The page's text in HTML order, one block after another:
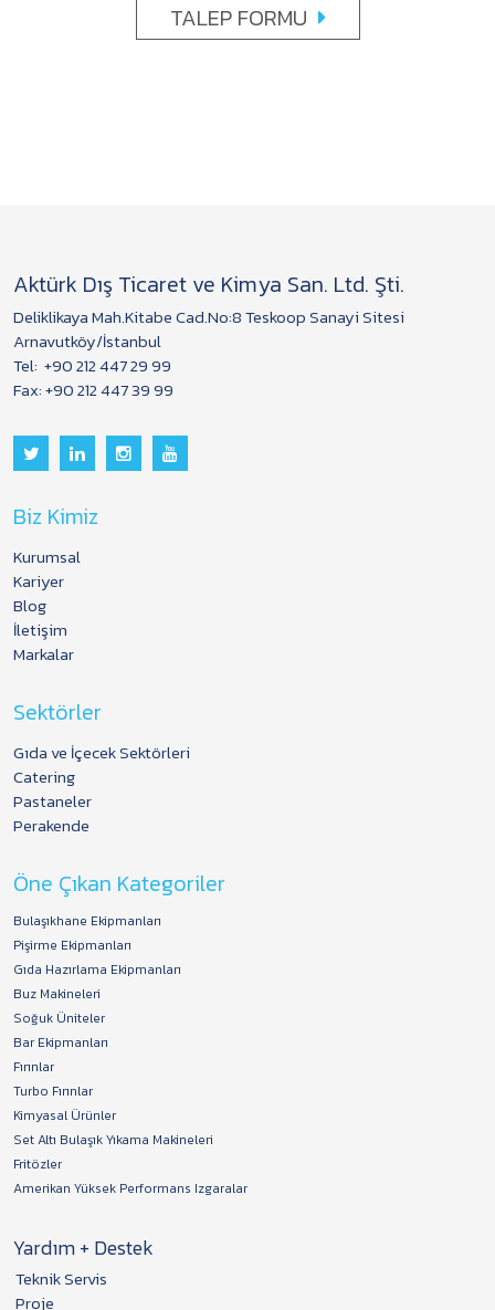
TALEP FORMU
Aktürk Dış Ticaret ve Kimya San. Ltd. Şti.
Deliklikaya Mah.Kitabe Cad.No:8 Teskoop Sanayi Sitesi
Arnavutköy/İstanbul
Tel: +90 212 447 29 99
Fax: +90 212 447 39 99
Biz Kimiz
Kurumsal
Kariyer
Blog
İletişim
Markalar
Sektörler
Gıda ve İçecek Sektörleri
Catering
Pastaneler
Perakende
Öne Çıkan Kategoriler
Bulaşıkhane Ekipmanları
Pişirme Ekipmanları
Gıda Hazırlama Ekipmanları
Buz Makineleri
Soğuk Üniteler
Bar Ekipmanları
Fırınlar
Turbo Fırınlar
Kimyasal Ürünler
Set Altı Bulaşık Yıkama Makineleri
Fritözler
Amerikan Yüksek Performans Izgaralar
Yardım + Destek
Teknik Servis
Proje